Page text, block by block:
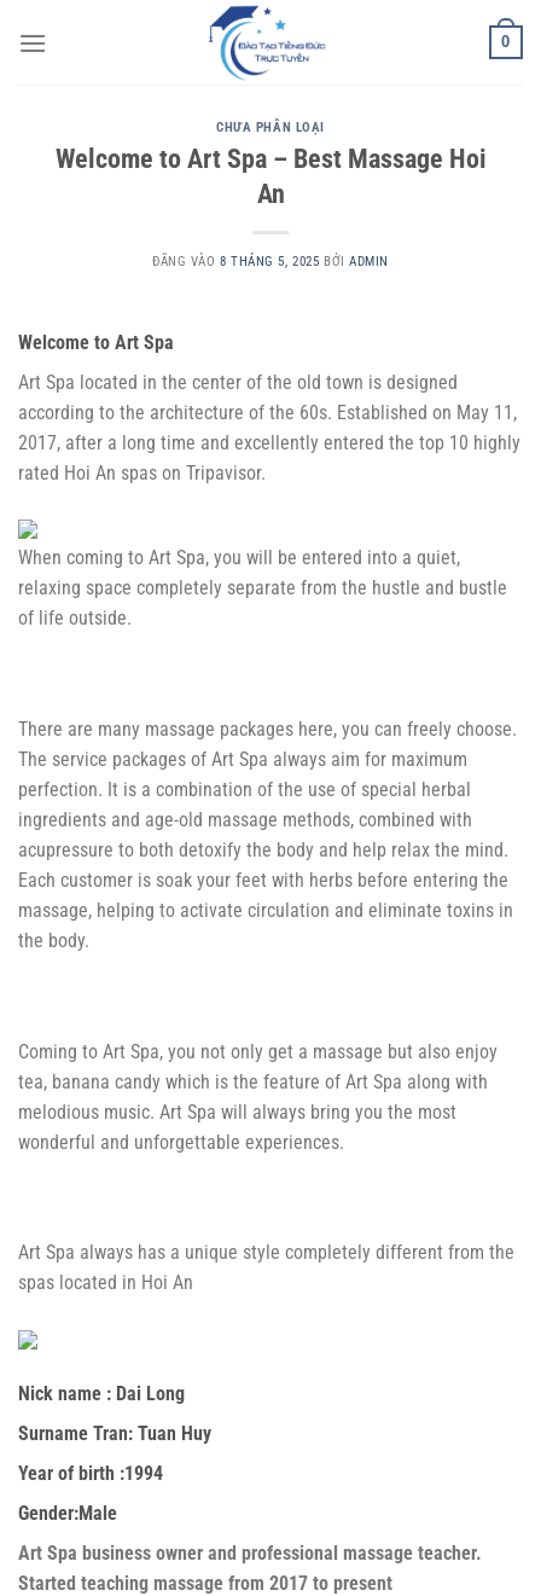
qua
0
CHƯA PHÂN LOẠI
Welcome to Art Spa – Best Massage Hoi
An
ĐĂNG VÀO 8 THÁNG 5, 2025 BỞIADMIN
Welcome to Art Spa
Art Spa located in the center of the old town is designed
according to the architecture of the 60s. Established on May 11,
2017, after a long time and excellently entered the top 10 highly
rated Hoi An spas on Tripavisor.
When coming to Art Spa, you will be entered into a quiet,
relaxing space completely separate from the hustle and bustle
of life outside.
There are many massage packages here, you can freely choose.
The service packages of Art Spa always aim for maximum
perfection. It is a combination of the use of special herbal
ingredients and age-old massage methods, combined with
acupressure to both detoxify the body and help relax the mind.
Each customer is soak your feet with herbs before entering the
massage, helping to activate circulation and eliminate toxins in
the body.
Coming to Art Spa, you not only get a massage but also enjoy
tea, banana candy which is the feature of Art Spa along with
melodious music. Art Spa will always bring you the most
wonderful and unforgettable experiences.
Art Spa always has a unique style completely different from the
spas located in Hoi An
Nick name : Dai Long
Surname Tran: Tuan Huy
Year of birth :1994
Gender:Male
Art Spa business owner and professional massage teacher.
Started teaching massage from 2017 to present